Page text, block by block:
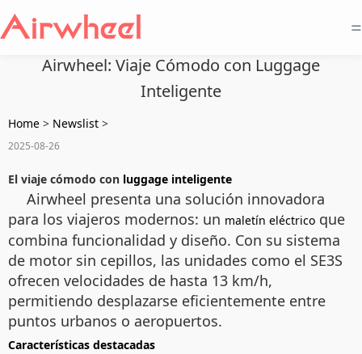
=
Airwheel: Viaje Cómodo con Luggage
Inteligente
Home > Newslist >
2025-08-26
El viaje cómodo con luggage inteligente
Airwheel presenta una solución innovadora
para los viajeros modernos: un maletín eléctrico que
combina funcionalidad y diseño. Con su sistema
de motor sin cepillos, las unidades como el SE3S
ofrecen velocidades de hasta 13 km/h,
permitiendo desplazarse eficientemente entre
puntos urbanos o aeropuertos.
Características destacadas